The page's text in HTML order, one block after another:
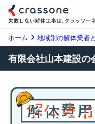
ホーム 地域別の解体業者
有限会社山本建設の